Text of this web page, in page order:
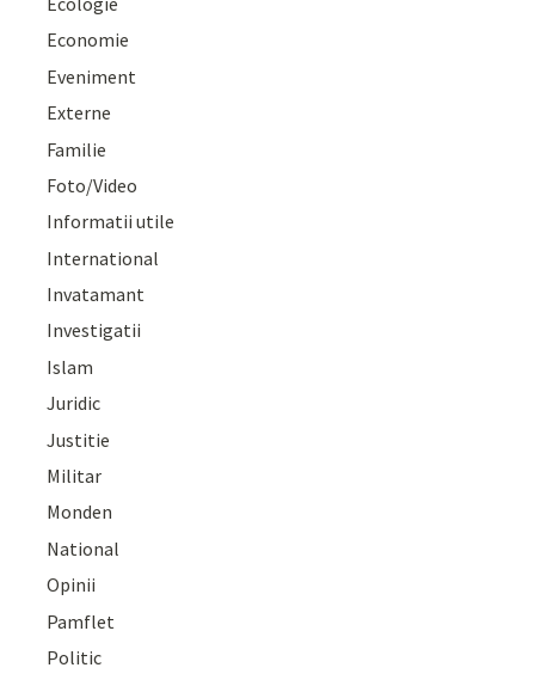
Economie
Eveniment
Externe
Familie
Foto/Video
Informatii utile
International
Invatamant
Investigatii
Islam
Juridic
Justitie
Militar
Monden
National
Opinii
Pamflet
Politic